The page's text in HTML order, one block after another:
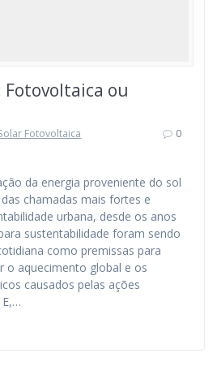
Fotovoltaica ou
Fotovoltaica
0
da energia proveniente do sol
chamadas mais fortes e
urbana, desde os anos
sustentabilidade foram sendo
como premissas para
o aquecimento global e os
causados pelas ações